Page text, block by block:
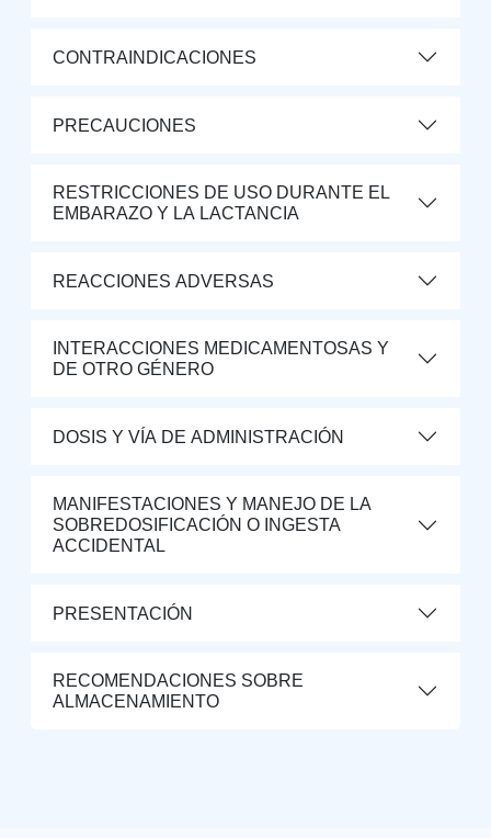
CONTRAINDICACIONES
PRECAUCIONES
RESTRICCIONES DE USO DURANTE EL
EMBARAZO Y LA LACTANCIA
REACCIONES ADVERSAS
INTERACCIONES MEDICAMENTOSAS Y
DE OTRO GÉNERO
DOSIS Y VÍA DE ADMINISTRACIÓN
MANIFESTACIONES Y MANEJO DE LA
SOBREDOSIFICACIÓN O INGESTA
ACCIDENTAL
PRESENTACIÓN
RECOMENDACIONES SOBRE
ALMACENAMIENTO